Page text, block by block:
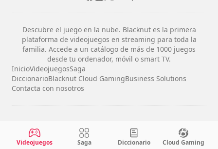
Descubre el juego en la nube. Blacknut es la primera
plataforma de videojuegos en streaming para toda la
familia. Accede a un catálogo de más de 1000 juegos
desde tu ordenador, móvil o smart TV.
InicioVideojuegosSaga
DiccionarioBlacknut Cloud GamingBusiness Solutions
Contacta con nosotros
Avisos legales
Términos y condiciones
Videojuegos Saga Diccionario Cloud Gaming